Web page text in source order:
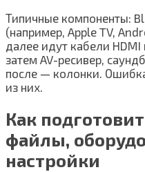
Типичные компоненты:
(например, Apple TV,
далее идут кабели
затем AV-ресивер,
после — колонки.
из них.
Как
файлы,
настройки